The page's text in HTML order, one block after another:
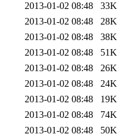
2013-01-02 08:48
33K
2013-01-02 08:48
28K
2013-01-02 08:48
38K
2013-01-02 08:48
51K
2013-01-02 08:48
26K
2013-01-02 08:48
24K
2013-01-02 08:48
19K
2013-01-02 08:48
74K
2013-01-02 08:48
50K